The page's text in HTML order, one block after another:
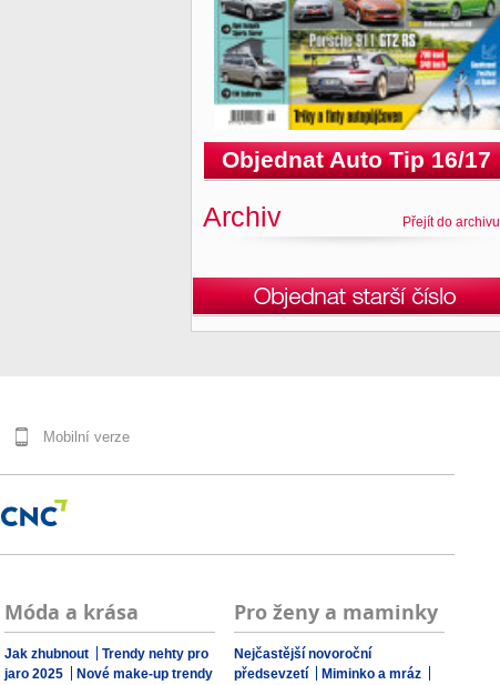
Objednat Auto Tip 16/17
Archiv Přejít do archivu
Mobilní verze
Móda a krása
Jak zhubnout
Trendy nehty pro
jaro 2025
Nové make-up trendy
Pro ženy a maminky
Nejčastější novoroční
předsevzetí
Miminko a mráz